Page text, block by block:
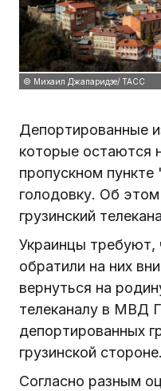
© Михаил Джапаридзе/ ТАСС
Депортированные
которые остаются
пропускном пункте
голодовку. Об
грузинский
Украинцы требуют,
обратили на них
вернуться на
телеканалу в МВД
депортированных
грузинской стороне.
Согласно разным